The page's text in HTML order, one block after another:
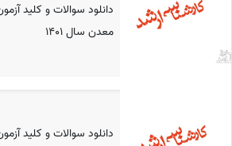
دانلود سوالات و کلید
معدن سال 1401
دانلود سوالات و کلید